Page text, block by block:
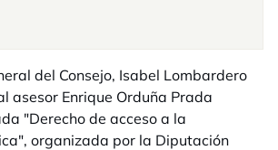
del Consejo, Isabel Lombardero
asesor Enrique Orduña Prada
"Derecho de acceso a la
organizada por la Diputación